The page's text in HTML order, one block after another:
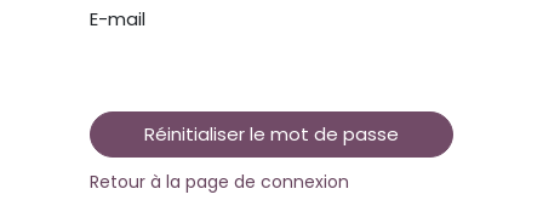
E-mail
Réinitialiser le mot de passe
Retour à la page de connexion